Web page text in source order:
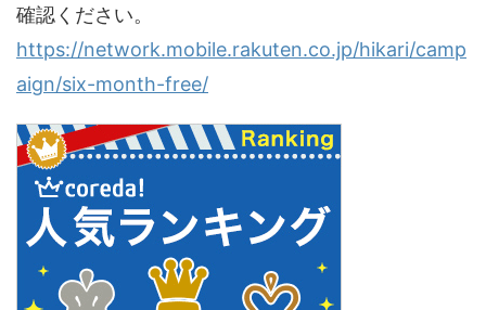
確認ください。
https://network.mobile.rakuten.co.jp/hikari/camp
aign/six-month-free/